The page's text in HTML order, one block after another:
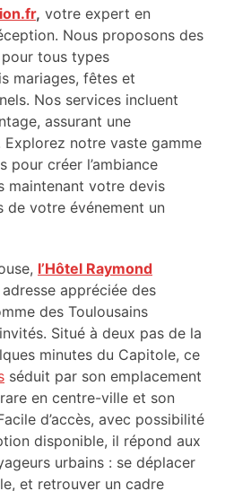
, votre expert en
Nous proposons des
tous types
mariages, fêtes et
Nos services incluent
assurant une
Explorez notre vaste gamme
pour créer l’ambiance
maintenant votre devis
votre événement un
l’Hôtel Raymond
appréciée des
des Toulousains
Situé à deux pas de la
minutes du Capitole, ce
séduit par son emplacement
en centre-ville et son
d’accès, avec possibilité
disponible, il répond aux
urbains : se déplacer
et retrouver un cadre